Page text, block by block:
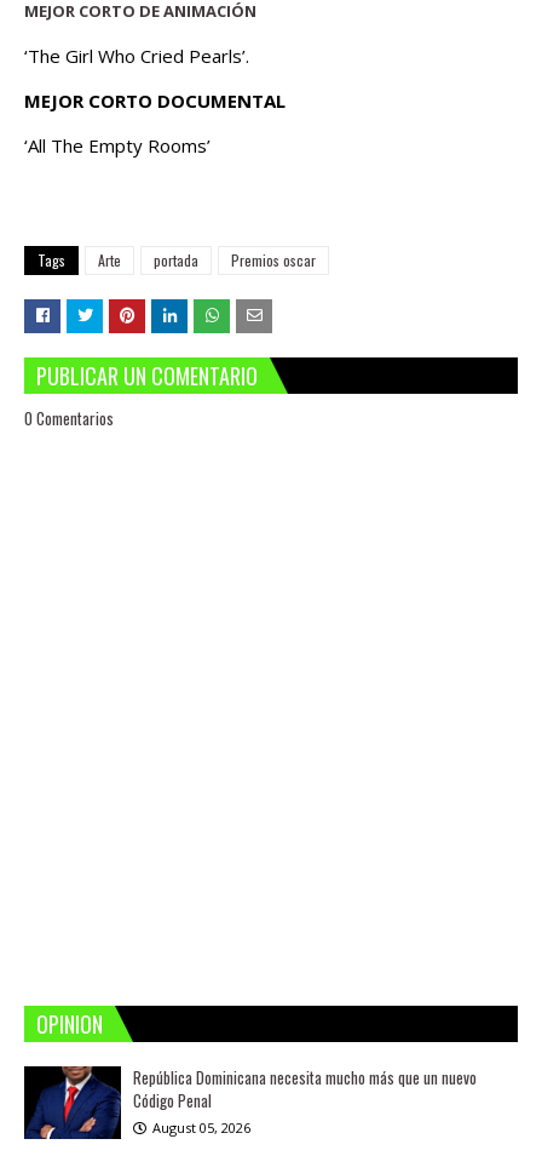
MEJOR CORTO DE ANIMACIÓN
‘The Girl Who Cried Pearls’.
MEJOR CORTO DOCUMENTAL
‘All The Empty Rooms’
Tags Arte portada Premios oscar
PUBLICAR UN COMENTARIO
0 Comentarios
OPINION
República Dominicana necesita mucho más que un nuevo
Código Penal
August 05, 2026